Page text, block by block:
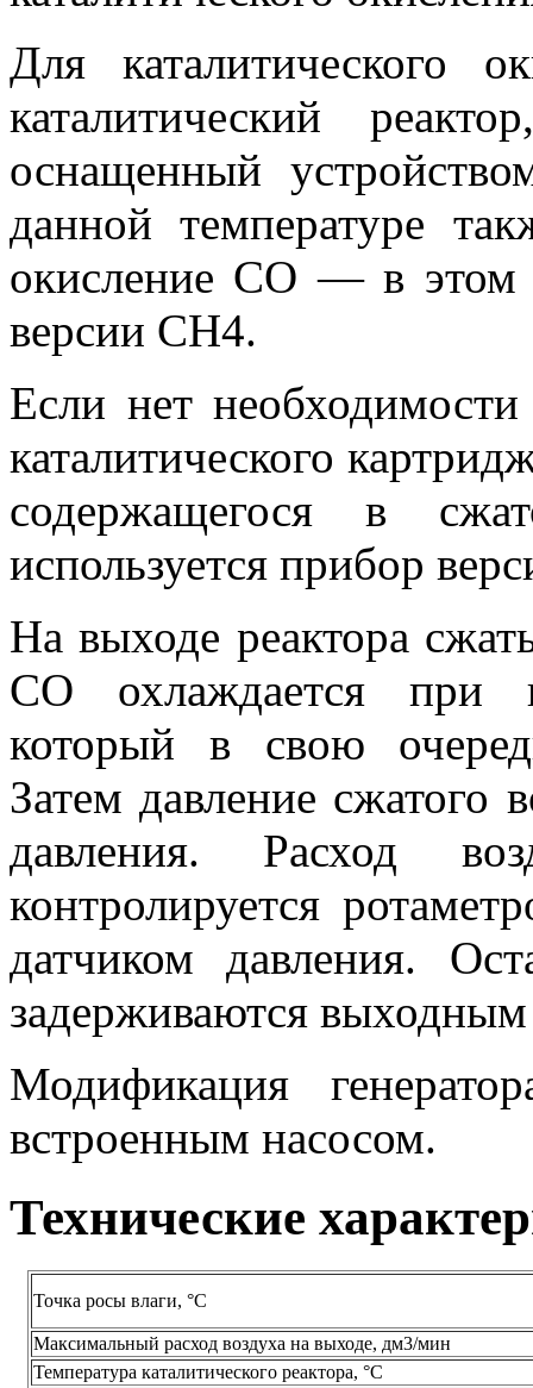
Для каталитического
каталитический
оснащенный
данной температуре
окисление СО — в этом
версии СН4.
Если нет
каталитического
содержащегося в
используется прибор
На выходе реактора
СО охлаждается при
который в свою
Затем давление сжатого
давления. Расход
контролируется
датчиком давления.
задерживаются
Модификация
встроенным насосом.
Технические
Точка росы влаги, °С
Максимальный расход воздуха на выходе, дм3/мин
Температура каталитического реактора, °С